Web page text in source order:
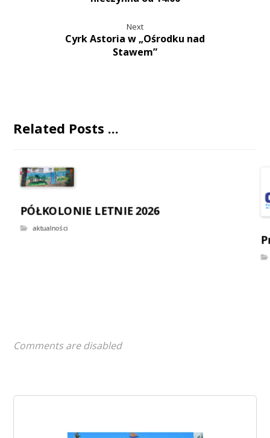
Next
Cyrk Astoria w „Ośrodku nad
Stawem”
Related Posts ...
PÓŁKOLONIE LETNIE 2026
aktualności
Comments are disabled